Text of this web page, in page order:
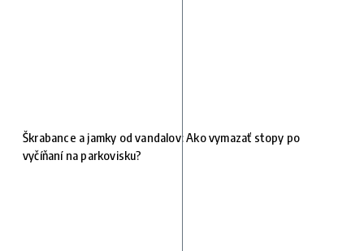
Škrabance a jamky od vandalov: Ako vymazať stopy po
vyčíňaní na parkovisku?